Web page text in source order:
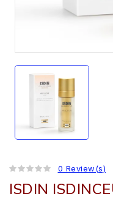
0 Review(s)
ISDIN